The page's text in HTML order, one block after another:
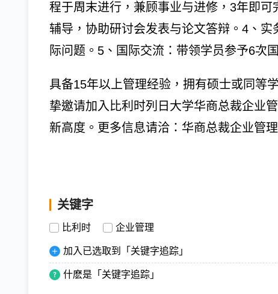
程于周末进行，兼顾事业与进修，3年即
辅导，协助研讨会发表与论文答辩。4、
际问题。5、国际交流：带领学员参予6次
具备15年以上管理经验，拥有硕士或同等
挚邀请加入比利时列日大学华商总裁企业
新高度。更多信息请洽：华商总裁企业管
关键字
比利时 企业管理
加入已选取到「关键字追踪」
什麽是「关键字追踪」